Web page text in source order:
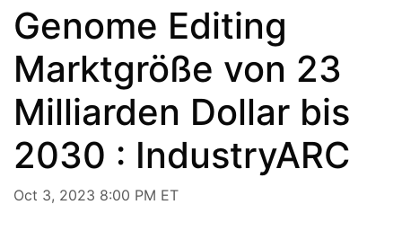
Genome Editing
Marktgröße von 23
Milliarden Dollar bis
2030 : IndustryARC
Oct 3, 2023 8:00 PM ET